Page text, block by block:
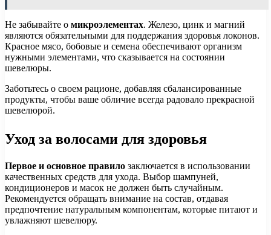
Не забывайте о микроэлементах. Железо, цинк и магний
являются обязательными для поддержания здоровья локонов.
Красное мясо, бобовые и семена обеспечивают организм
нужными элементами, что сказывается на состоянии
шевелюры.
Заботьтесь о своем рационе, добавляя сбалансированные
продукты, чтобы ваше обличие всегда радовало прекрасной
шевелюрой.
Уход за волосами для здоровья
Первое и основное правило заключается в использовании
качественных средств для ухода. Выбор шампуней,
кондиционеров и масок не должен быть случайным.
Рекомендуется обращать внимание на состав, отдавая
предпочтение натуральным компонентам, которые питают и
увлажняют шевелюру.